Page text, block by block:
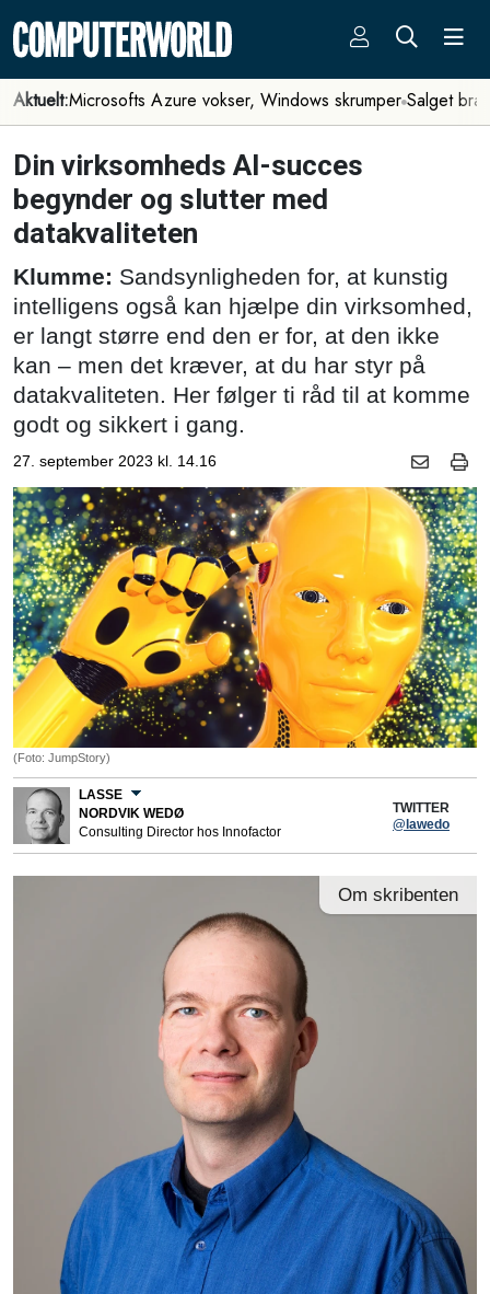
Aktuelt:Microsofts Azure vokser, Windows skrumper Salget
Din virksomheds AI-succes
begynder og slutter med
datakvaliteten
Klumme: Sandsynligheden for, at kunstig
intelligens også kan hjælpe din virksomhed,
er langt større end den er for, at den ikke
kan – men det kræver, at du har styr på
datakvaliteten. Her følger ti råd til at komme
godt og sikkert i gang.
27. september 2023 kl. 14.16
(Foto: JumpStory)
LASSE
NORDVIK WEDØ
Consulting Director hos Innofactor
TWITTER
@lawedo